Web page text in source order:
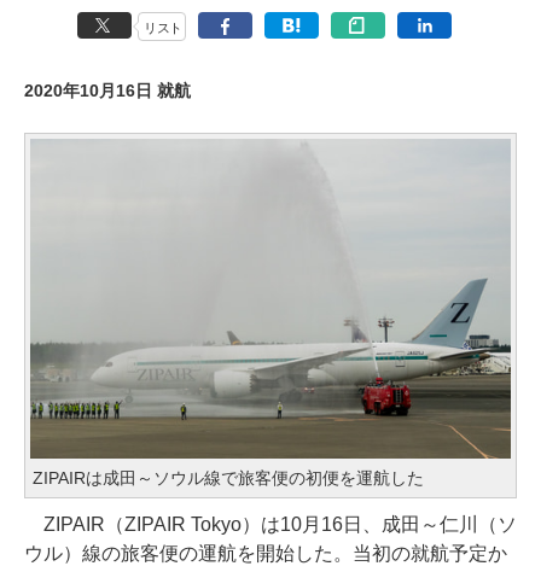
リスト
2020年10月16日 就航
ZIPAIRは成田～ソウル線で旅客便の初便を運航した
ZIPAIR（ZIPAIR Tokyo）は10月16日、成田～仁川（ソ
ウル）線の旅客便の運航を開始した。当初の就航予定か